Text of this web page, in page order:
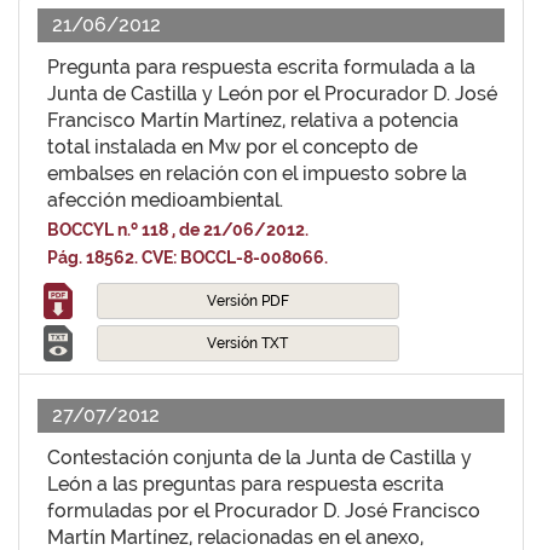
21/06/2012
Pregunta para respuesta escrita formulada a la
Junta de Castilla y León por el Procurador D. José
Francisco Martín Martínez, relativa a potencia
total instalada en Mw por el concepto de
embalses en relación con el impuesto sobre la
afección medioambiental.
BOCCYL n.º 118 , de 21/06/2012.
Pág. 18562. CVE: BOCCL-8-008066.
Versión PDF
Versión TXT
27/07/2012
Contestación conjunta de la Junta de Castilla y
León a las preguntas para respuesta escrita
formuladas por el Procurador D. José Francisco
Martín Martínez, relacionadas en el anexo,